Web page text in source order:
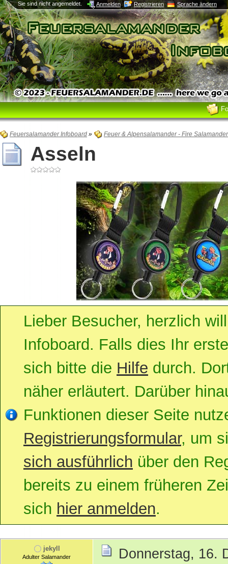
Sie sind nicht angemeldet. Anmelden Registrieren Sprache ändern
Feuersalamander Infoboard » Feuer & Alpensalamander - Fire
Asseln
Lieber Besucher, herzlich
Infoboard. Falls dies Ihr
sich bitte die Hilfe durch.
näher erläutert. Darüber
Funktionen dieser Seite
Registrierungsformular, um
sich ausführlich über den
bereits zu einem früheren
sich hier anmelden.
jekyll
Adulter Salamander Donnerstag, 16.